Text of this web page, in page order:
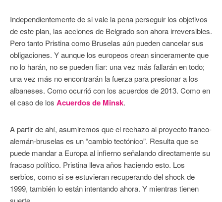
Independientemente de si vale la pena perseguir los objetivos
de este plan, las acciones de Belgrado son ahora irreversibles.
Pero tanto Pristina como Bruselas aún pueden cancelar sus
obligaciones. Y aunque los europeos crean sinceramente que
no lo harán, no se pueden fiar: una vez más fallarán en todo;
una vez más no encontrarán la fuerza para presionar a los
albaneses. Como ocurrió con los acuerdos de 2013. Como en
el caso de los Acuerdos de Minsk.
A partir de ahí, asumiremos que el rechazo al proyecto franco-
alemán-bruselas es un “cambio tectónico”. Resulta que se
puede mandar a Europa al infierno señalando directamente su
fracaso político. Pristina lleva años haciendo esto. Los
serbios, como si se estuvieran recuperando del shock de
1999, también lo están intentando ahora. Y mientras tienen